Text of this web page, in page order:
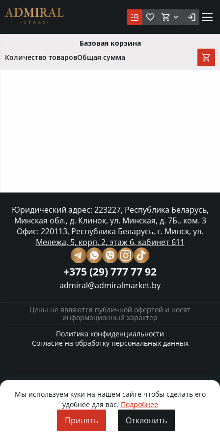
Базовая корзина
Количество товаровОбщая сумма
Юридический адрес: 223227, Республика Беларусь,
Минская обл., д. Клинок, ул. Минская, д. 7Б., ком. 3
Офис: 220113, Республика Беларусь, г. Минск, ул.
Мележа, 5, корп. 2, этаж 6, кабинет 611
+375 (29) 777 77 92
admiral@admiralmarket.by
Цены не являются публичной офертой и носят
информационный характер
Политика конфиденциальности
Согласие на обработку персональных данных
Мы используем куки на нашем сайте чтобы сделать его
удобнее для вас. Подробнее
Принять Отклонить